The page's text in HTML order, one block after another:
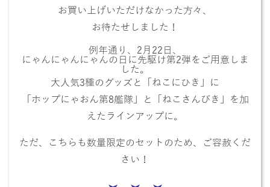
お買い上げいただけなかった方々、
お待たせしました！
例年通り、2月22日、
にゃんにゃんにゃんの日に先駆け第2弾をご用意しま
した。
大人気3種のグッズと「ねこにひき」に
「ホップにゃおん第8艦隊」と「ねこさんびき」を加
えたラインアップに。
ただ、こちらも数量限定のセットのため、ご容赦くだ
さい！